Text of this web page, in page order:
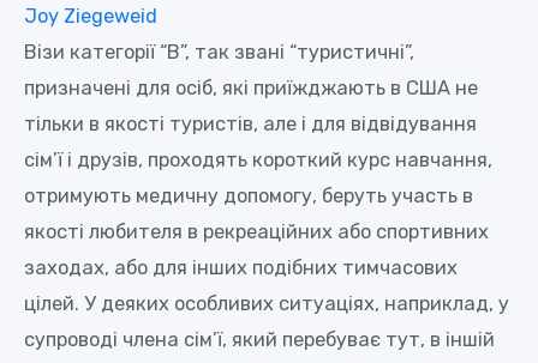
Joy Ziegeweid
Візи категорії “В”, так звані “туристичні”,
призначені для осіб, які приїжджають в США не
тільки в якості туристів, але і для відвідування
сім’ї і друзів, проходять короткий курс навчання,
отримують медичну допомогу, беруть участь в
якості любителя в рекреаційних або спортивних
заходах, або для інших подібних тимчасових
цілей. У деяких особливих ситуаціях, наприклад, у
супроводі члена сім’ї, який перебуває тут, в іншій